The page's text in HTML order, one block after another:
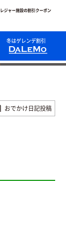
ジャー施設の割引クーポン
冬はゲレンデ割引
おでかけ日記投稿